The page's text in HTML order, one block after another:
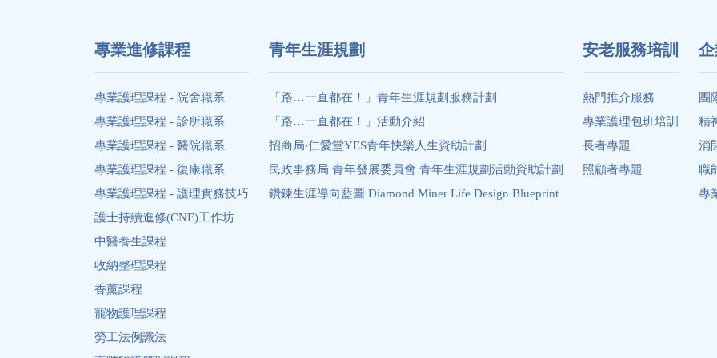
專業進修課程
專業護理課程 - 院舍職系
專業護理課程 - 診所職系
專業護理課程 - 醫院職系
專業護理課程 - 復康職系
專業護理課程 - 護理實務技巧
護士持續進修(CNE)工作坊
中醫養生課程
收納整理課程
香薰課程
寵物護理課程
勞工法例識法
⻘年生涯規劃
「路…一直都在！」青年生涯規劃服務計劃
「路…一直都在！」活動介紹
招商局‧仁愛堂YES青年快樂人生資助計劃
民政事務局 青年發展委員會 青年生涯規劃活動資助計劃
鑽鍊生涯導向藍圖 Diamond Miner Life Design Blueprint
安老服務培訓
熱門推介服務
專業護理包班培訓
長者專題
照顧者專題
團
精
消
職
專